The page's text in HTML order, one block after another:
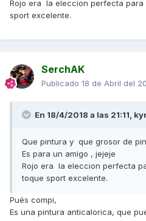
Rojo era la eleccion perfecta para
sport excelente.
SerchAK
Publicado 18 de Abril del
En 18/4/2018 a las 21:11,
Que pintura y que grosor de
Es para un amigo , jejeje
Rojo era la eleccion perfecta
toque sport excelente.
Pués compi,
Es una pintura anticalorica, que